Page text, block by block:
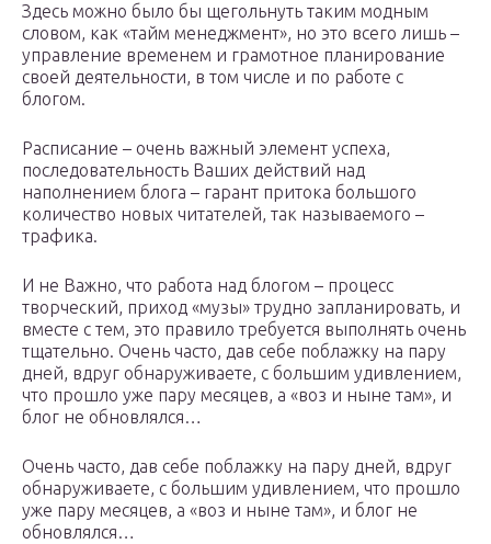
Здесь можно было бы щегольнуть таким модным
словом, как «тайм менеджмент», но это всего лишь –
управление временем и грамотное планирование
своей деятельности, в том числе и по работе с
блогом.
Расписание – очень важный элемент успеха,
последовательность Ваших действий над
наполнением блога – гарант притока большого
количество новых читателей, так называемого –
трафика.
И не Важно, что работа над блогом – процесс
творческий, приход «музы» трудно запланировать, и
вместе с тем, это правило требуется выполнять очень
тщательно. Очень часто, дав себе поблажку на пару
дней, вдруг обнаруживаете, с большим удивлением,
что прошло уже пару месяцев, а «воз и ныне там», и
блог не обновлялся…
Очень часто, дав себе поблажку на пару дней, вдруг
обнаруживаете, с большим удивлением, что прошло
уже пару месяцев, а «воз и ныне там», и блог не
обновлялся…